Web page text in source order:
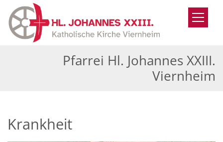
Zum Inhalt springen
Pfarrei Hl. Johannes XXIII.
Viernheim
Krankheit